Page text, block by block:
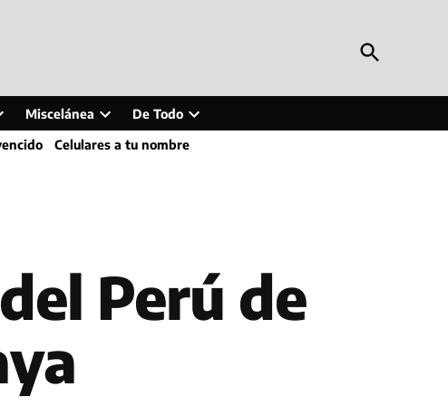
Open
Search
Miscelánea
Open
dropdown
De Todo
Open
Celulares a tu nombre
Perú de